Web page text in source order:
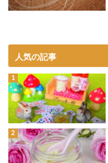
人気の記事